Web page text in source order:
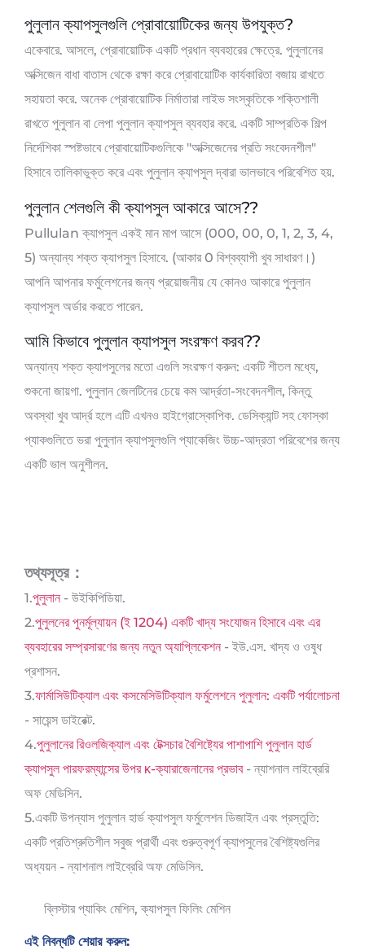
পুলুলান ক্যাপসুলগুলি প্রোবায়োটিকের জন্য উপযুক্ত?
একেবারে. আসলে, প্রোবায়োটিক একটি প্রধান ব্যবহারের ক্ষেত্রে. পুলুলানের
অক্সিজেন বাধা বাতাস থেকে রক্ষা করে প্রোবায়োটিক কার্যকারিতা বজায় রাখতে
সহায়তা করে. অনেক প্রোবায়োটিক নির্মাতারা লাইভ সংস্কৃতিকে শক্তিশালী
রাখতে পুলুলান বা লেপা পুলুলান ক্যাপসুল ব্যবহার করে. একটি সাম্প্রতিক শিল্প
নির্দেশিকা স্পষ্টভাবে প্রোবায়োটিকগুলিকে "অক্সিজেনের প্রতি সংবেদনশীল"
হিসাবে তালিকাভুক্ত করে এবং পুলুলান ক্যাপসুল দ্বারা ভালভাবে পরিবেশিত হয়.
পুলুলান শেলগুলি কী ক্যাপসুল আকারে আসে??
Pullulan ক্যাপসুল একই মান মাপ আসে (000, 00, 0, 1, 2, 3, 4,
5) অন্যান্য শক্ত ক্যাপসুল হিসাবে. (আকার 0 বিশ্বব্যাপী খুব সাধারণ।)
আপনি আপনার ফর্মুলেশনের জন্য প্রয়োজনীয় যে কোনও আকারে পুলুলান
ক্যাপসুল অর্ডার করতে পারেন.
আমি কিভাবে পুলুলান ক্যাপসুল সংরক্ষণ করব??
অন্যান্য শক্ত ক্যাপসুলের মতো এগুলি সংরক্ষণ করুন: একটি শীতল মধ্যে,
শুকনো জায়গা. পুলুলান জেলটিনের চেয়ে কম আর্দ্রতা-সংবেদনশীল, কিন্তু
অবস্থা খুব আর্দ্র হলে এটি এখনও হাইগ্রোস্কোপিক. ডেসিক্যান্ট সহ ফোস্কা
প্যাকগুলিতে ভরা পুলুলান ক্যাপসুলগুলি প্যাকেজিং উচ্চ-আদ্রতা পরিবেশের জন্য
একটি ভাল অনুশীলন.
তথ্যসূত্র：
1.পুলুলান - উইকিপিডিয়া.
2.পুলুলনের পুনর্মূল্যায়ন (ই 1204) একটি খাদ্য সংযোজন হিসাবে এবং এর
ব্যবহারের সম্প্রসারণের জন্য নতুন অ্যাপ্লিকেশন - ইউ.এস. খাদ্য ও ওষুধ
প্রশাসন.
3.ফার্মাসিউটিক্যাল এবং কসমেসিউটিক্যাল ফর্মুলেশনে পুলুলান: একটি পর্যালোচনা
- সায়েন্স ডাইরেক্ট.
4.পুলুলানের রিওলজিক্যাল এবং টেক্সচার বৈশিষ্ট্যের পাশাপাশি পুলুলান হার্ড
ক্যাপসুল পারফরম্যান্সের উপর κ-ক্যারাজেনানের প্রভাব- ন্যাশনাল লাইব্রেরি
অফ মেডিসিন.
5.একটি উপন্যাস পুলুলান হার্ড ক্যাপসুল ফর্মুলেশন ডিজাইন এবং প্রস্তুতি:
একটি প্রতিশ্রুতিশীল সবুজ প্রার্থী এবং গুরুত্বপূর্ণ ক্যাপসুলের বৈশিষ্ট্যগুলির
অধ্যয়ন - ন্যাশনাল লাইব্রেরি অফ মেডিসিন.
ব্লিস্টার প্যাকিং মেশিন,ক্যাপসুল ফিলিং মেশিন
এই নিবন্ধটি শেয়ার করুন: